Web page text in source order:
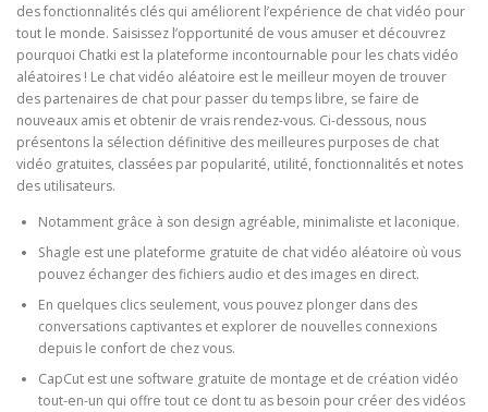
des fonctionnalités clés qui améliorent l’expérience de chat vidéo pour
tout le monde. Saisissez l’opportunité de vous amuser et découvrez
pourquoi Chatki est la plateforme incontournable pour les chats vidéo
aléatoires ! Le chat vidéo aléatoire est le meilleur moyen de trouver
des partenaires de chat pour passer du temps libre, se faire de
nouveaux amis et obtenir de vrais rendez-vous. Ci-dessous, nous
présentons la sélection définitive des meilleures purposes de chat
vidéo gratuites, classées par popularité, utilité, fonctionnalités et notes
des utilisateurs.
Notamment grâce à son design agréable, minimaliste et laconique.
Shagle est une plateforme gratuite de chat vidéo aléatoire où vous
pouvez échanger des fichiers audio et des images en direct.
En quelques clics seulement, vous pouvez plonger dans des
conversations captivantes et explorer de nouvelles connexions
depuis le confort de chez vous.
CapCut est une software gratuite de montage et de création vidéo
tout-en-un qui offre tout ce dont tu as besoin pour créer des vidéos